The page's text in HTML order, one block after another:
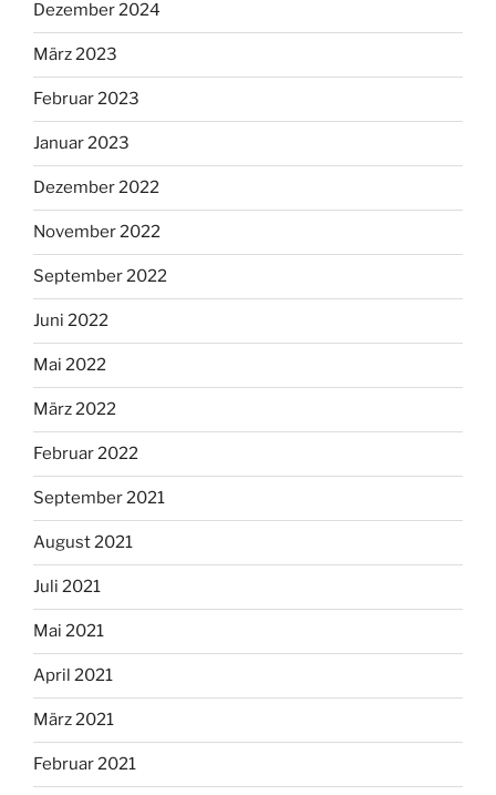
Dezember 2024
März 2023
Februar 2023
Januar 2023
Dezember 2022
November 2022
September 2022
Juni 2022
Mai 2022
März 2022
Februar 2022
September 2021
August 2021
Juli 2021
Mai 2021
April 2021
März 2021
Februar 2021